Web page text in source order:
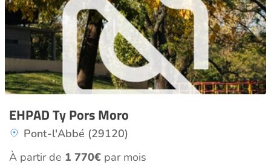
EHPAD Ty Pors Moro
Pont-l'Abbé (29120)
À partir de 1 770€ par mois